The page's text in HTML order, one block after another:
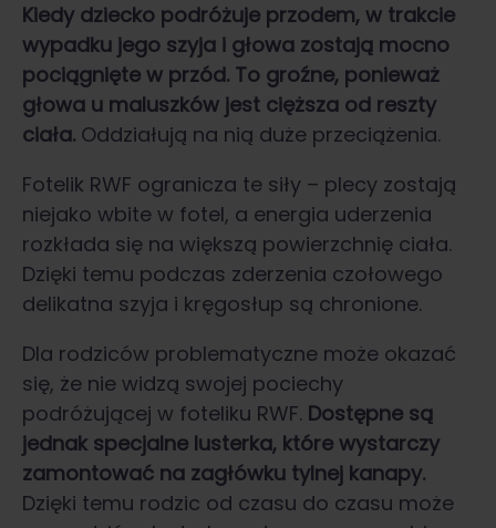
Kiedy dziecko podróżuje przodem, w trakcie
wypadku jego szyja i głowa zostają mocno
pociągnięte w przód. To groźne, ponieważ
głowa u maluszków jest cięższa od reszty
ciała. Oddziałują na nią duże przeciążenia.
Fotelik RWF ogranicza te siły – plecy zostają
niejako wbite w fotel, a energia uderzenia
rozkłada się na większą powierzchnię ciała.
Dzięki temu podczas zderzenia czołowego
delikatna szyja i kręgosłup są chronione.
Dla rodziców problematyczne może okazać
się, że nie widzą swojej pociechy
podróżującej w foteliku RWF. Dostępne są
jednak specjalne lusterka, które wystarczy
zamontować na zagłówku tylnej kanapy.
Dzięki temu rodzic od czasu do czasu może